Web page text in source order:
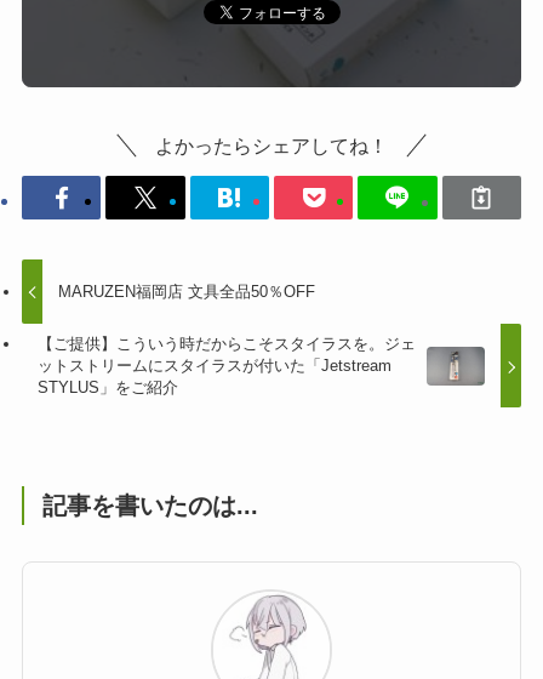
よかったらシェアしてね！
MARUZEN福岡店 文具全品50％OFF
【ご提供】こういう時だからこそスタイラスを。ジェ
ットストリームにスタイラスが付いた「Jetstream
STYLUS」をご紹介
記事を書いたのは...